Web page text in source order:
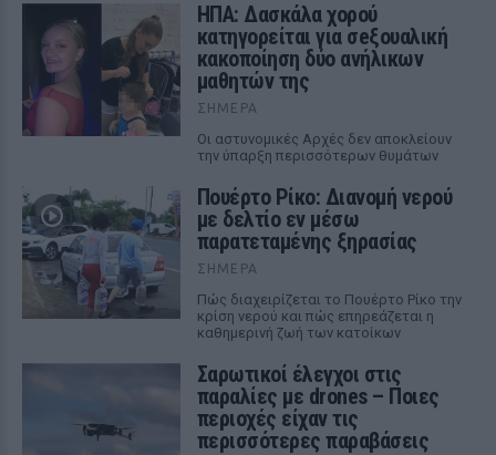
ΗΠΑ: Δασκάλα χορού
κατηγορείται για σeξουαλική
κακοποίηση δύο ανήλικων
μαθητών της
ΣΉΜΕΡΑ
Οι αστυνομικές Αρχές δεν αποκλείουν
την ύπαρξη περισσότερων θυμάτων
Πουέρτο Ρίκο: Διανομή νερού
με δελτίο εν μέσω
παρατεταμένης ξηρασίας
ΣΉΜΕΡΑ
Πώς διαχειρίζεται το Πουέρτο Ρίκο την
κρίση νερού και πώς επηρεάζεται η
καθημερινή ζωή των κατοίκων
Σαρωτικοί έλεγχοι στις
παραλίες με drones – Ποιες
περιοχές είχαν τις
περισσότερες παραβάσεις